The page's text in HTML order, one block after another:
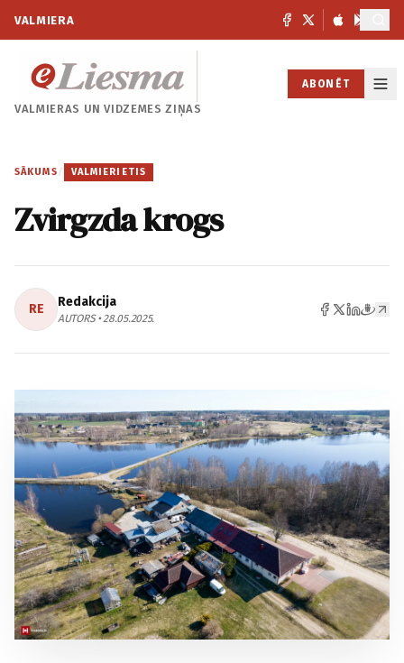
VALMIERA
VALMIERAS UNVIDZEMES ZIŅAS
ABONĒT
SĀKUMS / VALMIERIETIS
Zvirgzda krogs
RE Redakcija
AUTORS • 28.05.2025.